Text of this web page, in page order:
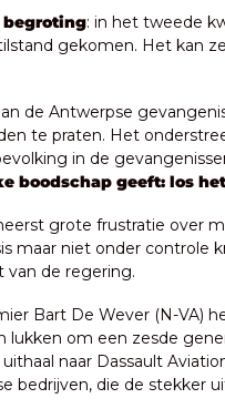
begroting: in het tweede
gekomen. Het kan
de Antwerpse
te praten. Het
in de
boodschap geeft: los
grote frustratie over
maar niet onder controle
van de regering.
Bart De Wever (N-VA)
lukken om een zesde
naar Dassault
bedrijven, die de stekker